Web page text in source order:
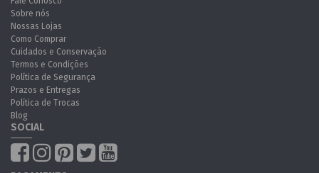
Sobre nós
Nossas Lojas
Como Comprar
Cuidados e Conservação
Termos e Condições
Política de Segurança
Prazos e Entregas
Política de Trocas
Blog
SOCIAL